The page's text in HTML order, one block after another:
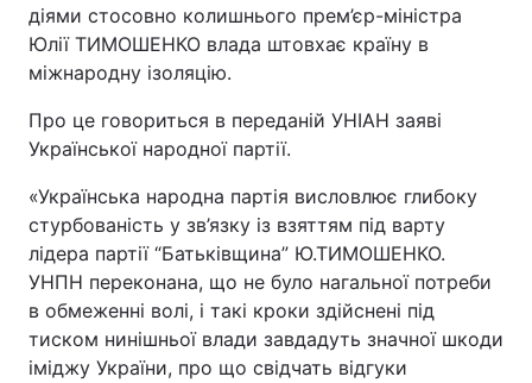
діями стосовно колишнього прем’єр-міністра
Юлії ТИМОШЕНКО влада штовхає країну в
міжнародну ізоляцію.
Про це говориться в переданій УНІАН заяві
Української народної партії.
«Українська народна партія висловлює глибоку
стурбованість у зв’язку із взяттям під варту
лідера партії “Батьківщина” Ю.ТИМОШЕНКО.
УНПН переконана, що не було нагальної потреби
в обмеженні волі, і такі кроки здійснені під
тиском нинішньої влади завдадуть значної шкоди
іміджу України, про що свідчать відгуки